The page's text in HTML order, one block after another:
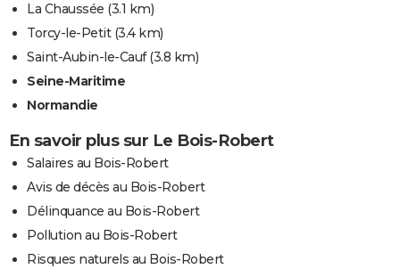
La Chaussée (3.1 km)
Torcy-le-Petit(3.4 km)
Saint-Aubin-le-Cauf(3.8 km)
Seine-Maritime
Normandie
En savoir plus sur Le Bois-Robert
Salaires au Bois-Robert
Avis de décès au Bois-Robert
Délinquance au Bois-Robert
Pollution au Bois-Robert
Risques naturels au Bois-Robert